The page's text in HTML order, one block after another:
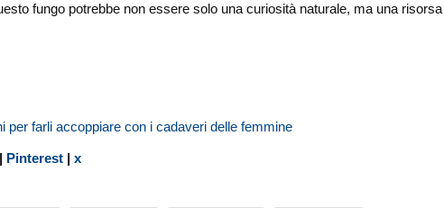
fungo potrebbe non essere solo una curiosità naturale, ma una risorsa
farli accoppiare con i cadaveri delle femmine
| Pinterest |x